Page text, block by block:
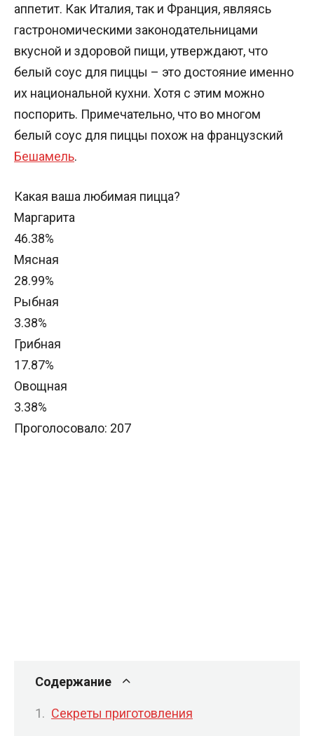
аппетит. Как Италия, так и Франция, являясь
гастрономическими законодательницами
вкусной и здоровой пищи, утверждают, что
белый соус для пиццы – это достояние именно
их национальной кухни. Хотя с этим можно
поспорить. Примечательно, что во многом
белый соус для пиццы похож на французский
Бешамель.
Какая ваша любимая пицца?
Маргарита
46.38%
Мясная
28.99%
Рыбная
3.38%
Грибная
17.87%
Овощная
3.38%
Проголосовало: 207
Содержание
Секреты приготовления